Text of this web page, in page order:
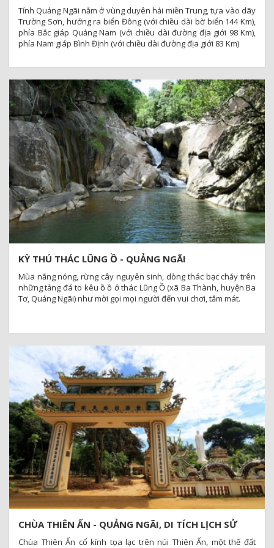
Tỉnh Quảng Ngãi nằm ở vùng duyên hải miền Trung, tựa vào dãy
Trường Sơn, hướng ra biển Đông (với chiều dài bờ biển 144 Km),
phía Bắc giáp Quảng Nam (với chiều dài đường địa giới 98 Km),
phía Nam giáp Bình Định (với chiều dài đường địa giới 83 Km)
KỲ THÚ THÁC LŨNG Ồ - QUẢNG NGÃI
Mùa nắng nóng, rừng cây nguyên sinh, dòng thác bạc chảy trên
những tảng đá to kêu ồ ồ ở thác Lũng Ồ (xã Ba Thành, huyện Ba
Tơ, Quảng Ngãi) như mời gọi mọi người đến vui chơi, tắm mát.
CHÙA THIÊN ẤN - QUẢNG NGÃI, DI TÍCH LỊCH SỬ
CẤP QUỐC GIA
Chùa Thiên Ấn cổ kính tọa lạc trên núi Thiên Ấn, một thế đất